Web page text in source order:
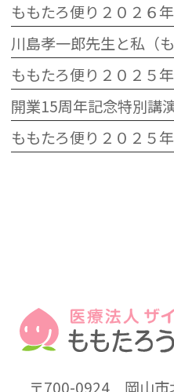
ももたろ便り２０２６
ももたろ便り２０２５
開業15周年記念特別講
ももたろ便り２０２５
〒700-0924岡山市